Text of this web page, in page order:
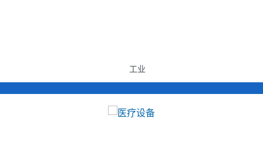
工业